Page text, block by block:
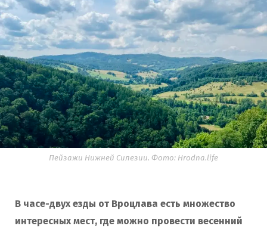
Пейзажи Нижней Силезии. Фото: Hrodna.life
В часе-двух езды от Вроцлава есть множество
интересных мест, где можно провести весенний